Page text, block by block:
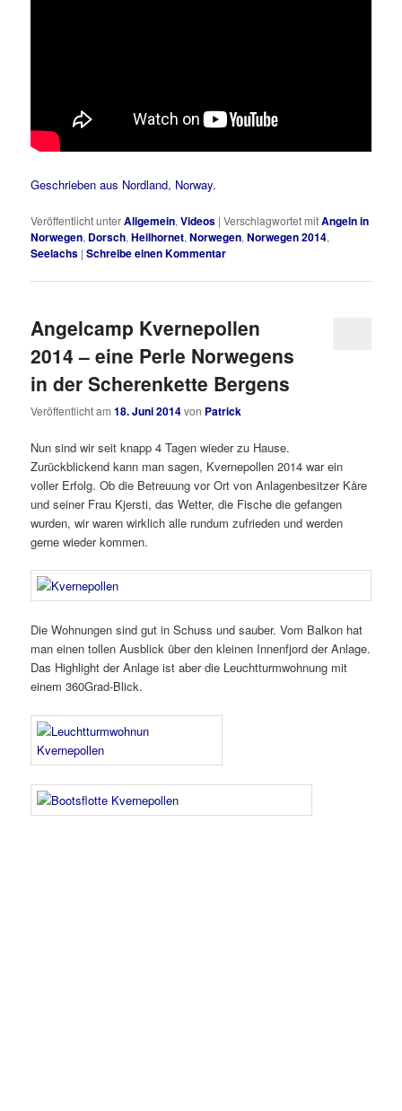
Geschrieben aus Nordland, Norway.
Veröffentlicht unterAllgemein,Videos |Verschlagwortet mitAngeln in
Norwegen, Dorsch,Heilhornet,Norwegen,Norwegen 2014,
Seelachs |Schreibe einen Kommentar
Angelcamp Kvernepollen
2014 – eine Perle Norwegens
in der Scherenkette Bergens
Veröffentlicht am18. Juni 2014von Patrick
Nun sind wir seit knapp 4 Tagen wieder zu Hause.
Zurückblickend kann man sagen, Kvernepollen 2014 war ein
voller Erfolg. Ob die Betreuung vor Ort von Anlagenbesitzer Kåre
und seiner Frau Kjersti, das Wetter, die Fische die gefangen
wurden, wir waren wirklich alle rundum zufrieden und werden
gerne wieder kommen.
Die Wohnungen sind gut in Schuss und sauber. Vom Balkon hat
man einen tollen Ausblick über den kleinen Innenfjord der Anlage.
Das Highlight der Anlage ist aber die Leuchtturmwohnung mit
einem 360Grad-Blick.